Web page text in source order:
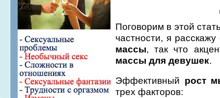
Поговорим в этой
частности, я
массы, так что
массы для девушек.
Эффективный рост
трех факторов: